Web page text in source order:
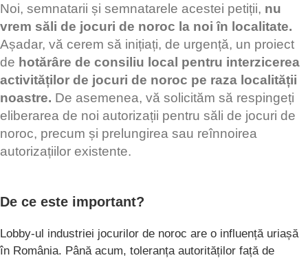
Noi, semnatarii și semnatarele acestei petiții, nu
vrem săli de jocuri de noroc la noi în localitate.
Așadar, vă cerem să inițiați, de urgență, un proiect
de hotărâre de consiliu local pentru interzicerea
activităților de jocuri de noroc pe raza localității
noastre. De asemenea, vă solicităm să respingeți
eliberarea de noi autorizații pentru săli de jocuri de
noroc, precum și prelungirea sau reînnoirea
autorizațiilor existente.
De ce este important?
Lobby-ul industriei jocurilor de noroc are o influență uriașă
în România. Până acum, toleranța autorităților față de